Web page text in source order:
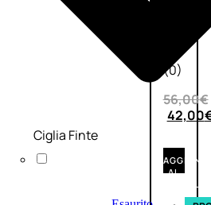
(0)
56,00€
42,00
AGGIUNGI
AL
CARRELLO
Ciglia Finte